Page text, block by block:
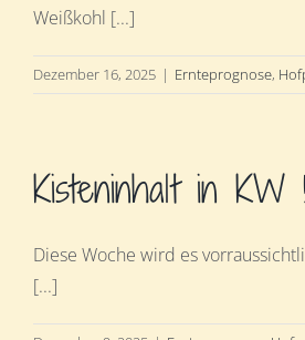
Weißkohl [...]
Dezember 16, 2025 | Ernteprognose,
Kisteninhalt in KW
Diese Woche wird es
[...]